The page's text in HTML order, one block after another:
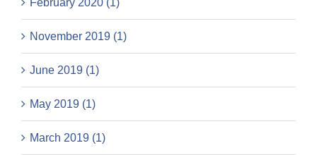
November 2019 (1)
June 2019 (1)
May 2019 (1)
March 2019 (1)